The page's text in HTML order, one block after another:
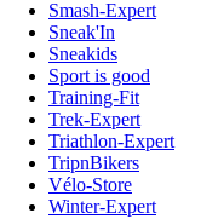
Smash-Expert
Sneak'In
Sneakids
Sport is good
Training-Fit
Trek-Expert
Triathlon-Expert
TripnBikers
Vélo-Store
Winter-Expert